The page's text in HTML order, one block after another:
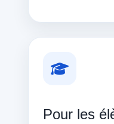
Pour les